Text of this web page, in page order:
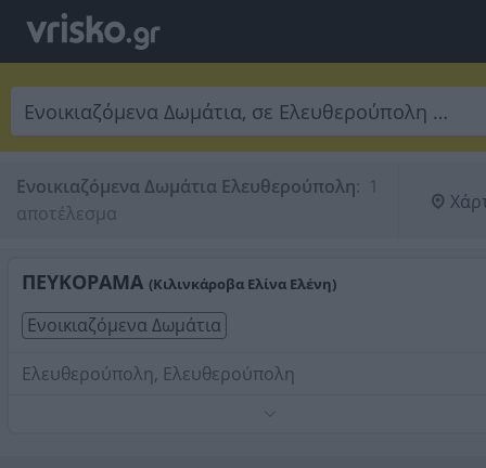
Ενοικιαζόμενα Δωμάτια Ελευθερούπολη: 1
αποτέλεσμα
ΠΕΥΚΟΡΑΜΑ (Κιλινκάροβα Ελίνα Ελένη)
Ενοικιαζόμενα Δωμάτια
Ελευθερούπολη, Ελευθερούπολη